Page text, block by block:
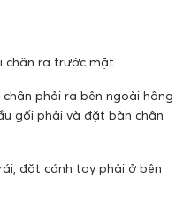
chân ra trước mặt
phải ra bên ngoài hông
gối phải và đặt bàn chân
đặt cánh tay phải ở bên